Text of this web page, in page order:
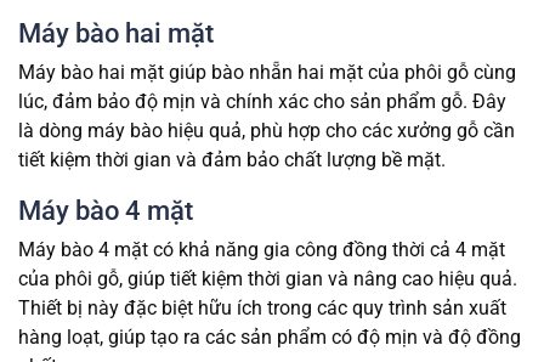
Máy bào hai mặt
Máy bào hai mặt giúp bào nhẵn hai mặt của phôi gỗ cùng
lúc, đảm bảo độ mịn và chính xác cho sản phẩm gỗ. Đây
là dòng máy bào hiệu quả, phù hợp cho các xưởng gỗ cần
tiết kiệm thời gian và đảm bảo chất lượng bề mặt.
Máy bào 4 mặt
Máy bào 4 mặt có khả năng gia công đồng thời cả 4 mặt
của phôi gỗ, giúp tiết kiệm thời gian và nâng cao hiệu quả.
Thiết bị này đặc biệt hữu ích trong các quy trình sản xuất
hàng loạt, giúp tạo ra các sản phẩm có độ mịn và độ đồng